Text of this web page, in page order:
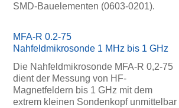
SMD-Bauelementen (0603-0201).
MFA-R 0.2-75
Nahfeldmikrosonde 1 MHz bis 1 GHz
Die Nahfeldmikrosonde MFA-R 0,2-75
dient der Messung von HF-
Magnetfeldern bis 1 GHz mit dem
extrem kleinen Sondenkopf unmittelbar